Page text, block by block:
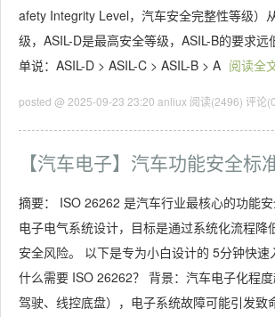
afety Integrity Level，汽车安全完整性等级）
级，ASIL-D是最高安全等级，ASIL-B的要求
单说：ASIL-D > ASIL-C > ASIL-B > A 阅读全
posted @ 2025-09-23 23:20 anliux 阅读(2496) 评论
【汽车电子】汽车功能安全标
摘要： ISO 26262 是汽车行业最核心的功能
电子电气系统设计，目标是通过系统化流程降
安全风险。 以下是专为小白设计的 5分钟快速
什么需要 ISO 26262？ 背景：汽车电子化程
驾驶、线控底盘），电子系统故障可能引发致